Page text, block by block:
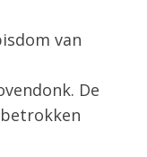
van
De